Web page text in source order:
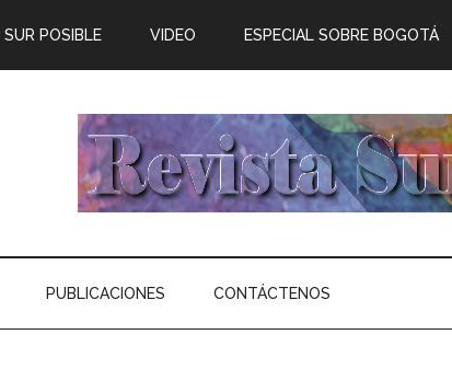
SUR POSIBLE VIDEO ESPECIAL SOBRE BOGOTÁ
PUBLICACIONES CONTÁCTENOS